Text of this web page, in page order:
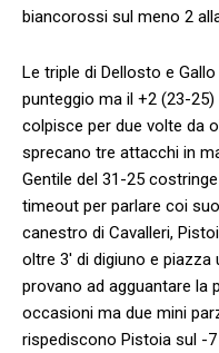
biancorossi sul meno 2
Le triple di Dellosto e
punteggio ma il +2 (23-
colpisce per due volte da
sprecano tre attacchi in
Gentile del 31-25
timeout per parlare coi
canestro di Cavalleri,
oltre 3′ di digiuno e
provano ad agguantare la
occasioni ma due mini
rispediscono Pistoia sul -